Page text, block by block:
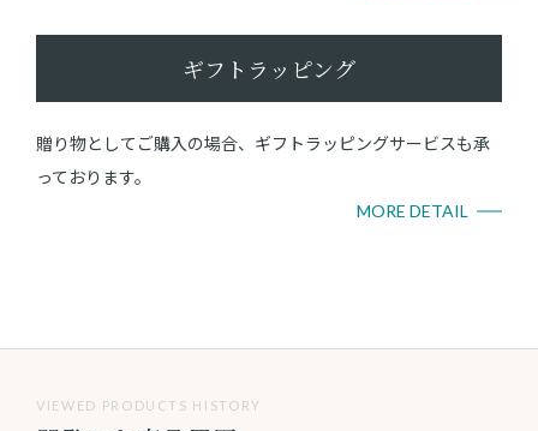
ギフトラッピング
贈り物としてご購入の場合、ギフトラッピングサービスも承
っております。
MORE DETAIL
VIEWED PRODUCTS HISTORY